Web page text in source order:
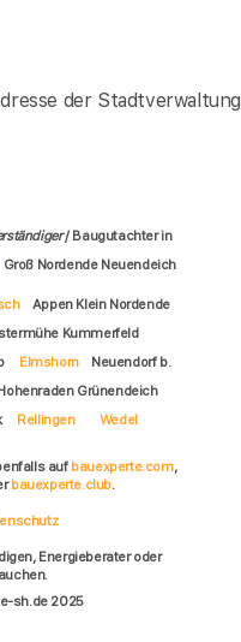
der Stadtverwaltung
/ Baugutachter in
Groß Nordende Neuendeich
Appen Klein Nordende
Kummerfeld
Elmshorn
Neuendorf b.
Grünendeich
Rellingen Wedel
auf bauexperte.com,
bauexperte.club.
Energieberater oder
sh.de 2025